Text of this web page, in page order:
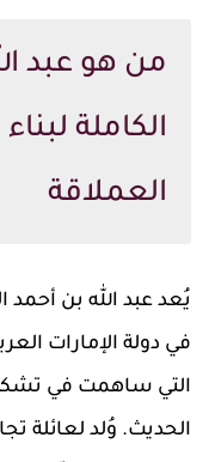
من هو عبد
الكاملة
العملاقة
يُعد عبد الله بن أحمد
في دولة الإمارات
التي ساهمت في
الحديث. وُلد لعائلة